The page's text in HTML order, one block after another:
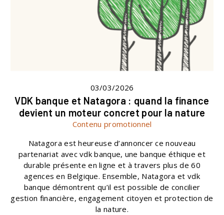
03/03/2026
VDK banque et Natagora : quand la finance
devient un moteur concret pour la nature
Contenu promotionnel
Natagora est heureuse d’annoncer ce nouveau
partenariat avec vdk banque, une banque éthique et
durable présente en ligne et à travers plus de 60
agences en Belgique. Ensemble, Natagora et vdk
banque démontrent qu’il est possible de concilier
gestion financière, engagement citoyen et protection de
la nature.